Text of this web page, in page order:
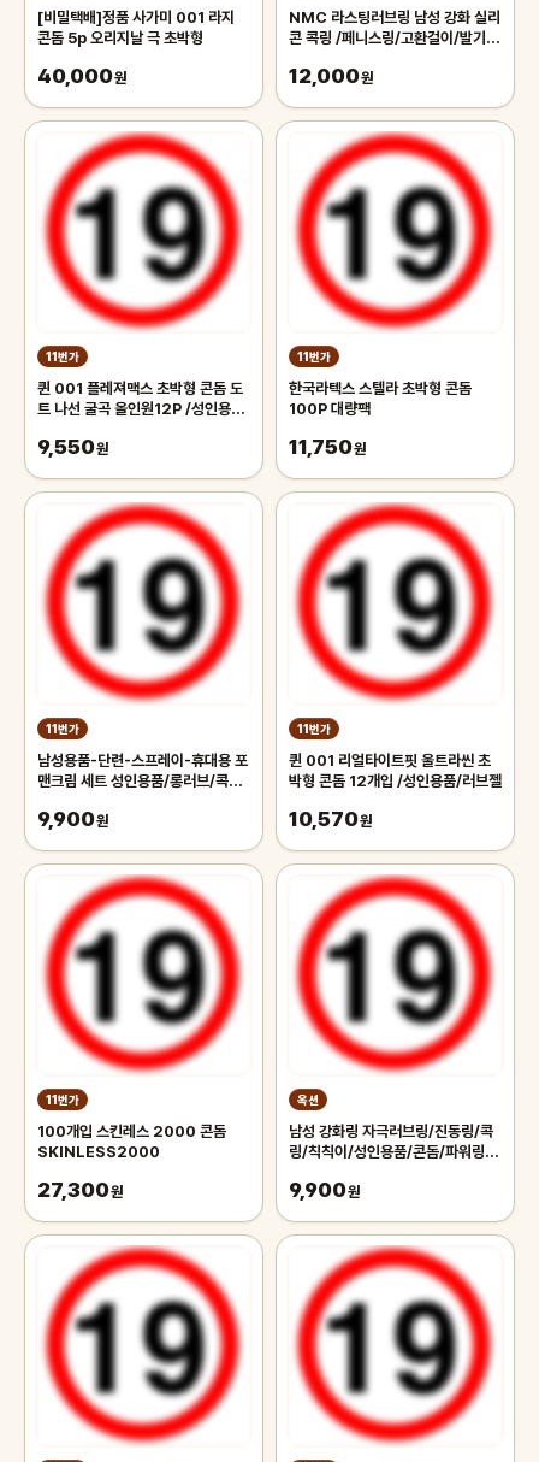
[비밀택배]정품 사가미 001 라지
콘돔 5p 오리지날 극 초박형
40,000원
NMC 라스팅러브링 남성 강화 실리
콘 콕링 /페니스링/고환걸이/발기/
즘/질
12,000원
11번가
퀸 001 플레져맥스 초박형 콘돔 도
트 나선 굴곡 올인원12P /성인용품/
9,550원
11번가
한국라텍스 스텔라 초박형 콘돔
100P 대량팩
11,750원
11번가
남성용품-단련-스프레이-휴대용 포
맨크림 세트 성인용품/롱러브/콕링/
9,900원
11번가
퀸 001 리얼타이트핏 울트라씬 초
박형 콘돔 12개입 /성인용품/러브젤
10,570원
11번가
100개입 스킨레스 2000 콘돔
SKINLESS2000
27,300원
옥션
남성 강화링 자극러브링/진동링/콕
링/칙칙이/성인용품/콘돔/파워링/
9,900원